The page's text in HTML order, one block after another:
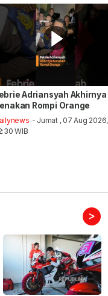
Adriansyah Akhirnya
Rompi Orange
- Jumat , 07 Aug 2026,
WIB
>